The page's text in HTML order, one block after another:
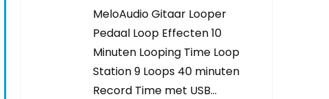
MeloAudio Gitaar Looper
Pedaal Loop Effecten 10
Minuten Looping Time Loop
Station 9 Loops 40 minuten
Record Time met USB…